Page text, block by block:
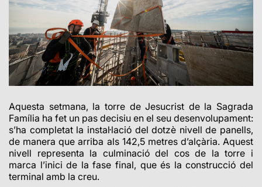
Aquesta setmana, la torre de Jesucrist de la Sagrada
Família ha fet un pas decisiu en el seu desenvolupament:
s’ha completat la instal·lació del dotzè nivell de panells,
de manera que arriba als 142,5 metres d’alçària. Aquest
nivell representa la culminació del cos de la torre i
marca l’inici de la fase final, que és la construcció del
terminal amb la creu.